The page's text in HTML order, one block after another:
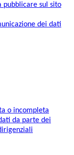
pubblicare sul sito
dei dati
o incompleta
da parte dei